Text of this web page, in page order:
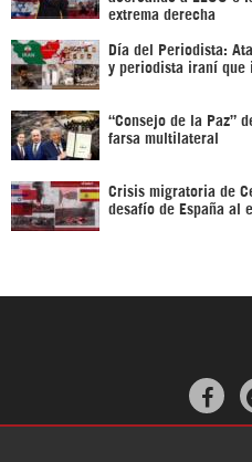
extrema derecha
Día del Periodista:
y periodista iraní que
“Consejo de la Paz”
farsa multilateral
Crisis migratoria de
desafío de España al